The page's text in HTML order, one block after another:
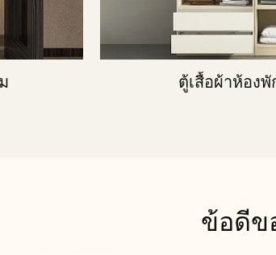
ตู้เสื้อผ้าห้อง
ข้อดีข